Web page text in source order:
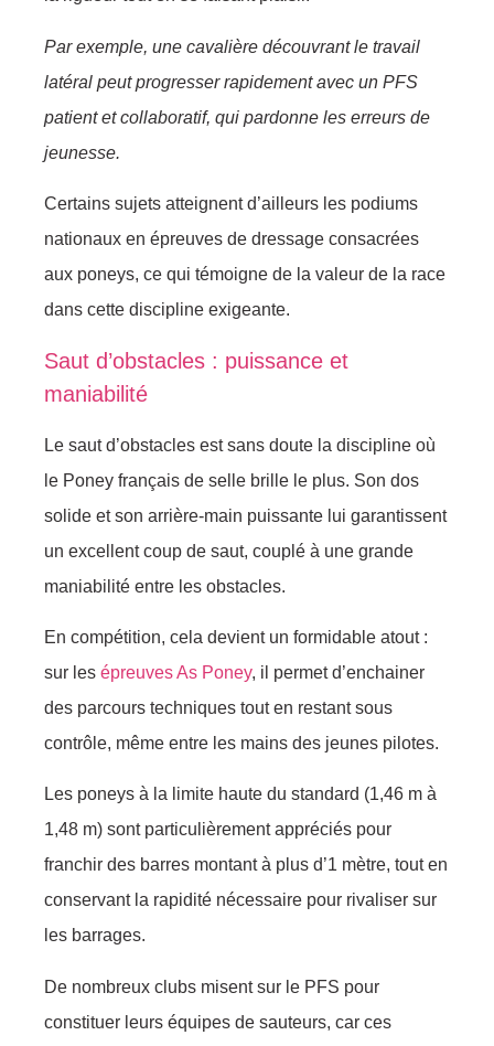
Par exemple, une cavalière découvrant le travail
latéral peut progresser rapidement avec un PFS
patient et collaboratif, qui pardonne les erreurs de
jeunesse.
Certains sujets atteignent d’ailleurs les podiums
nationaux en épreuves de dressage consacrées
aux poneys, ce qui témoigne de la valeur de la race
dans cette discipline exigeante.
Saut d’obstacles : puissance et
maniabilité
Le saut d’obstacles est sans doute la discipline où
le Poney français de selle brille le plus. Son dos
solide et son arrière-main puissante lui garantissent
un excellent coup de saut, couplé à une grande
maniabilité entre les obstacles.
En compétition, cela devient un formidable atout :
sur les épreuves As Poney, il permet d’enchainer
des parcours techniques tout en restant sous
contrôle, même entre les mains des jeunes pilotes.
Les poneys à la limite haute du standard (1,46 m à
1,48 m) sont particulièrement appréciés pour
franchir des barres montant à plus d’1 mètre, tout en
conservant la rapidité nécessaire pour rivaliser sur
les barrages.
De nombreux clubs misent sur le PFS pour
constituer leurs équipes de sauteurs, car ces